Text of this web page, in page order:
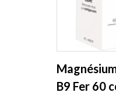
B9 Fer 60